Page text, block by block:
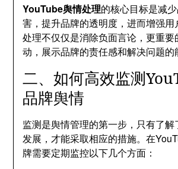
YouTube舆情处理的核心目标是减
害，提升品牌的透明度，进而增强用
处理不仅仅是消除负面言论，更重要
动，展示品牌的责任感和解决问题的
二、如何高效监测
品牌舆情
监测是舆情管理的第一步，只有了解
发展，才能采取相应的措施。在
牌需要定期监控以下几个方面：